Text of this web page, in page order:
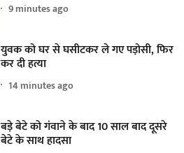
9 minutes ago
युवक को घर से घसीटकर ले गए पड़ोसी, फिर
कर दी हत्या
14 minutes ago
बड़े बेटे को गंवाने के बाद 10 साल बाद दूसरे
बेटे के साथ हादसा